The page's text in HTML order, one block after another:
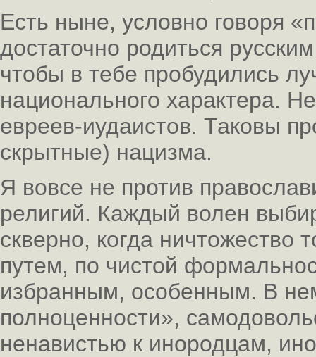
Есть ныне, условно говоря
достаточно родиться
чтобы в тебе пробудились
национального характера.
евреев-иудаистов. Таковы
скрытные) нацизма.
Я вовсе не против
религий. Каждый волен
скверно, когда ничтожество
путем, по чистой
избранным, особенным. В
полноценности»,
ненавистью к инородцам,